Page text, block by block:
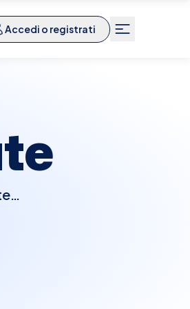
Accedi o registrati